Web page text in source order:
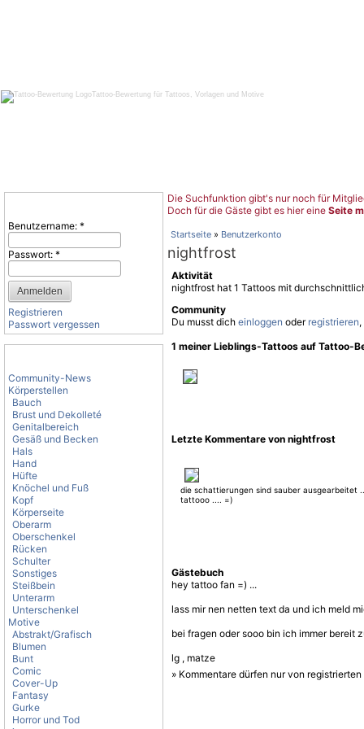
Tattoo-Bewertung für Tattoos, Vorlagen und Motive
Benutzername: *
Passwort: *
Registrieren
Passwort vergessen
Community-News
Körperstellen
Bauch
Brust und Dekolleté
Genitalbereich
Gesäß und Becken
Hals
Hand
Hüfte
Knöchel und Fuß
Kopf
Körperseite
Oberarm
Oberschenkel
Rücken
Schulter
Sonstiges
Steißbein
Unterarm
Unterschenkel
Motive
Abstrakt/Grafisch
Blumen
Bunt
Comic
Cover-Up
Fantasy
Gurke
Horror und Tod
Die Suchfunktion gibt's nur noch für
Doch für die Gäste gibt es hier eine Seite
Startseite » Benutzerkonto
nightfrost
Aktivität
nightfrost hat 1 Tattoos mit
Community
Du musst dich einloggen oder registrieren
1 meiner Lieblings-Tattoos auf Tattoo-
Letzte Kommentare von nightfrost
die schattierungen sind sauber ausgearbeitet
tattooo .... =)
Gästebuch
hey tattoo fan =) ...
lass mir nen netten text da und ich meld
bei fragen oder sooo bin ich immer bereit
lg , matze
» Kommentare dürfen nur von